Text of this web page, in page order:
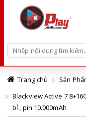
Trang chủ Sản
Blackview Active 7
bỉ , pin 10.000mAh